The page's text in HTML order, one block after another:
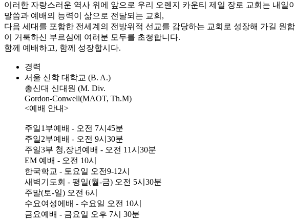
이러한 자랑스러운 역사 위에 앞으로 우리 오렌지 카운티 제일 장로 교회는 내일
말씀과 예배의 능력이 삶으로 전달되는 교회,
다음 세대를 포함한 전세계의 전방위적 선교를 감당하는 교회로 성장해 가길 원
이 거룩하신 부르심에 여러분 모두를 초청합니다.
함께 예배하고, 함께 성장합시다.
경력
서울 신학 대학교 (B. A.)
총신대 신대원 (M. Div.
Gordon-Conwell(MAOT, Th.M)
<예배 안내>
주일1부예배 - 오전 7시45분
주일2부예배 - 오전 9시30분
주일3부 청,장년예배 - 오전 11시30분
EM 예배 - 오전 10시
한국학교 - 토요일 오전9-12시
새벽기도회 - 평일(월-금) 오전 5시30분
주말(토-일) 오전 6시
수요여성에배 - 수요일 오전 10시
금요예배 - 금요일 오후 7시 30분